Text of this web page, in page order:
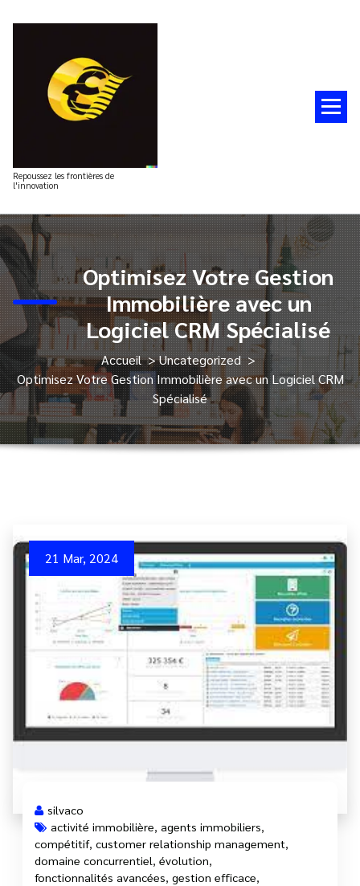
Repoussez les frontières de
l'innovation
Optimisez Votre Gestion
Immobilière avec un
Logiciel CRM Spécialisé
Accueil>Uncategorized>
Optimisez Votre Gestion Immobilière avec un Logiciel CRM
Spécialisé
21 Mar, 2024
silvaco
activité immobilière, agents immobiliers,
compétitif, customer relationship management,
domaine concurrentiel, évolution,
fonctionnalités avancées, gestion efficace,